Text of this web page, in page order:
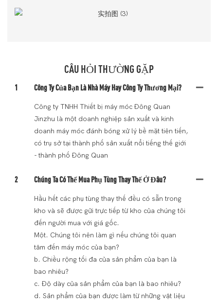
CÂU HỎI THƯỜNG GẶP
1 Công Ty Của Bạn Là Nhà Máy Hay Công Ty Thương Mại?
Công ty TNHH Thiết bị máy móc Đông Quan
Jinzhu là một doanh nghiệp sản xuất và kinh
doanh máy móc đánh bóng xử lý bề mặt tiên tiến,
có trụ sở tại thành phố sản xuất nổi tiếng thế giới
- thành phố Đông Quan
2 Chúng Ta Có Thể Mua Phụ Tùng Thay Thế Ở Đâu?
Hầu hết các phụ tùng thay thế đều có sẵn trong
kho và sẽ được gửi trực tiếp từ kho của chúng tôi
đến người mua với giá gốc.
Một. Chúng tôi nên làm gì nếu chúng tôi quan
tâm đến máy móc của bạn?
b. Chiều rộng tối đa của sản phẩm của bạn là
bao nhiêu?
c. Độ dày của sản phẩm của bạn là bao nhiêu?
d. Sản phẩm của bạn được làm từ những vật liệu